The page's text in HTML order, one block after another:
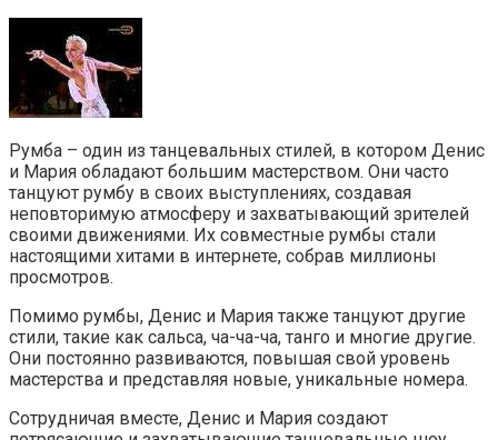
Румба – один из танцевальных стилей, в котором Денис
и Мария обладают большим мастерством. Они часто
танцуют румбу в своих выступлениях, создавая
неповторимую атмосферу и захватывающий зрителей
своими движениями. Их совместные румбы стали
настоящими хитами в интернете, собрав миллионы
просмотров.
Помимо румбы, Денис и Мария также танцуют другие
стили, такие как сальса, ча-ча-ча, танго и многие другие.
Они постоянно развиваются, повышая свой уровень
мастерства и представляя новые, уникальные номера.
Сотрудничая вместе, Денис и Мария создают